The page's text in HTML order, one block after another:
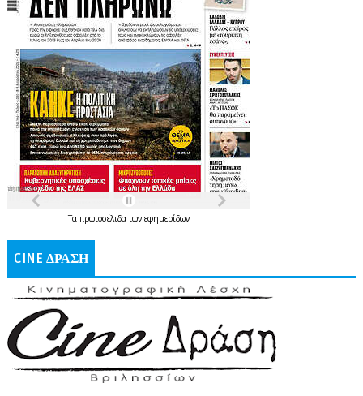
Τα πρωτοσέλιδατων εφημερίδων
CINE ΔΡΑΣΗ